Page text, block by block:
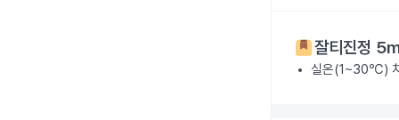
잘티진정
실온(1~30℃)